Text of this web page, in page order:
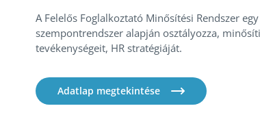
A Felelős Foglalkoztató Minősítési Rendszer
szempontrendszer alapján osztályozza,
tevékenységeit, HR stratégiáját.
Adatlap megtekintése